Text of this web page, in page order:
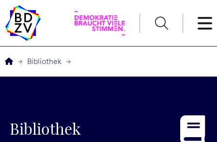
Service
Bibliothek
Bibliothek